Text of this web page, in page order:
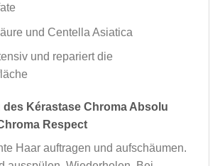
und Centella Asiatica
und repariert die
Kérastase Chroma Absolu
Respect
Haar auftragen und aufschäumen.